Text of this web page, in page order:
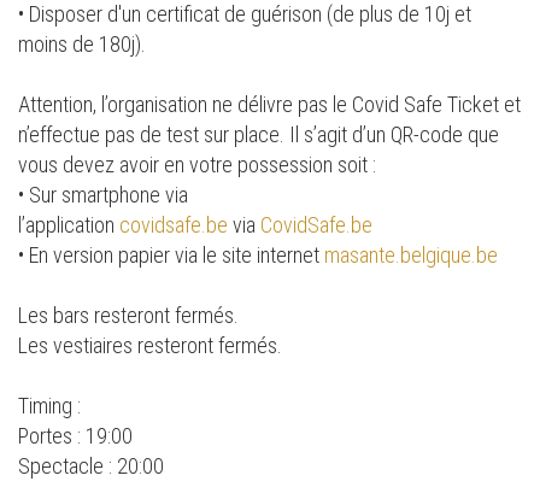
• Disposer d'un certificat de guérison (de plus de 10j et
moins de 180j).
Attention, l’organisation ne délivre pas le Covid Safe Ticket et
n’effectue pas de test sur place. Il s’agit d’un QR-code que
vous devez avoir en votre possession soit :
• Sur smartphone via
l’application covidsafe.be via CovidSafe.be
• En version papier via le site internet masante.belgique.be
Les bars resteront fermés.
Les vestiaires resteront fermés.
Timing :
Portes : 19:00
Spectacle : 20:00